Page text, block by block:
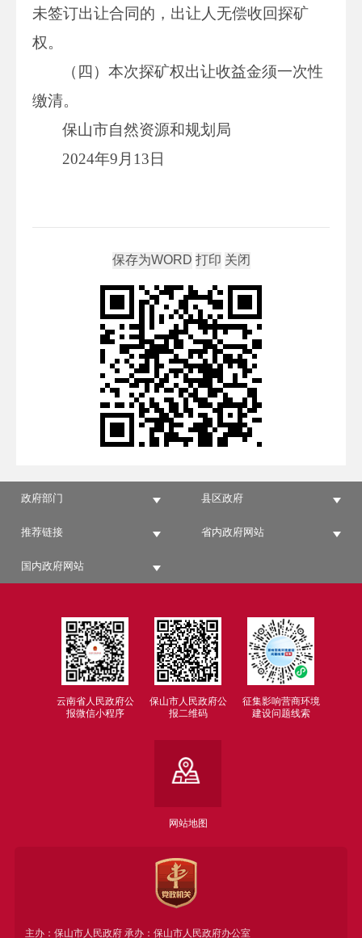
未签订出让合同的，出让人无偿收回探矿
权。
（四）本次探矿权出让收益金须一次性
缴清。
保山市自然资源和规划局
2024年9月13日
政府部门 县区政府
推荐链接 省内政府网站
国内政府网站
云南省人民政府公
报微信小程序
保山市人民政府公
报二维码
征集影响营商环境
建设问题线索
网站地图
主办：保山市人民政府 承办：保山市人民政府办公室